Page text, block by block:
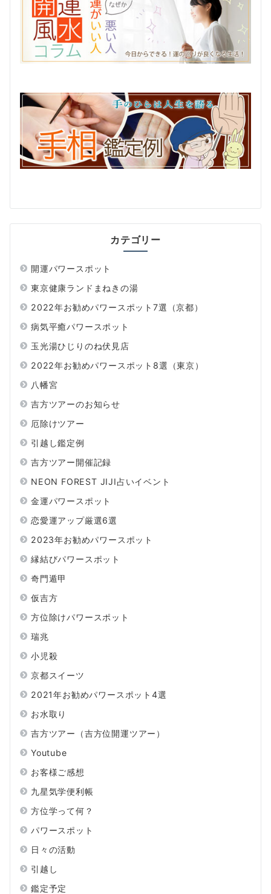
カテゴリー
開運パワースポット
東京健康ランドまねきの湯
2022年お勧めパワースポット7選（京都）
病気平癒パワースポット
玉光湯ひじりのね伏見店
2022年お勧めパワースポット8選（東京）
八幡宮
吉方ツアーのお知らせ
厄除けツアー
引越し鑑定例
吉方ツアー開催記録
NEON FOREST JIJI占いイベント
金運パワースポット
恋愛運アップ厳選6選
2023年お勧めパワースポット
縁結びパワースポット
奇門遁甲
仮吉方
方位除けパワースポット
瑞兆
小児殺
京都スイーツ
2021年お勧めパワースポット4選
お水取り
吉方ツアー（吉方位開運ツアー）
Youtube
お客様ご感想
九星気学便利帳
方位学って何？
パワースポット
日々の活動
引越し
鑑定予定